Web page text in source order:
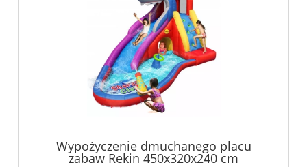
Wypożyczenie dmuchanego placu
zabaw Rekin 450x320x240 cm